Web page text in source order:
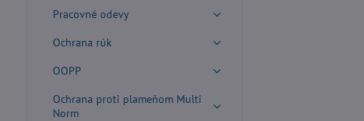
Pracovné odevy
Ochrana rúk
OOPP
Ochrana proti plameňom Multi
Norm